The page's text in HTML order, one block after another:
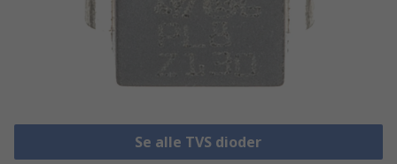
Se alle TVS dioder